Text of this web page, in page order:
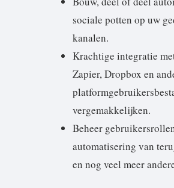
sociale potten op uw
kanalen.
Krachtige integratie
Zapier, Dropbox en
vergemakkelijken.
Beheer
automatisering van
en nog veel meer